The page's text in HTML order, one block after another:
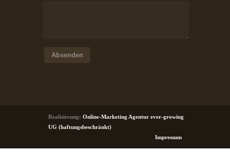
Absenden
Realisierung: Online-Marketing Agentur ever-growing
UG (haftungsbeschränkt)
Impressum